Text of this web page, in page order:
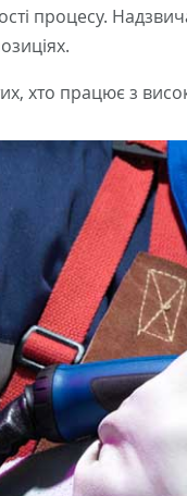
процесу.
хто працює з